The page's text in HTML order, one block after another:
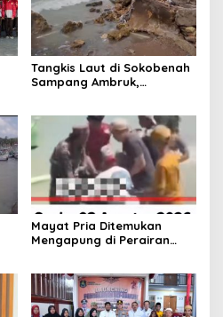
Tangkis Laut di Sokobenah
Sampang Ambruk,
Mayat Pria Ditemukan
Mengapung di Perairan